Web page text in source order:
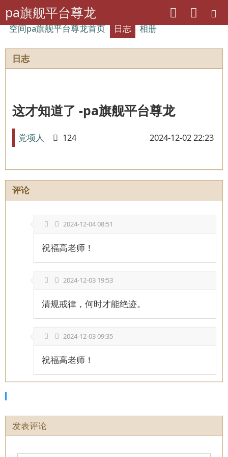
pa旗舰平台尊龙
空间pa旗舰平台尊龙首页 日志 相册
日志
这才知道了 -pa旗舰平台尊龙
党项人 124 2024-12-02 22:23
评论
2024-12-04 08:51
祝福高老师！
2024-12-03 19:53
清规戒律，何时才能绝迹。
2024-12-03 09:35
祝福高老师！
发表评论